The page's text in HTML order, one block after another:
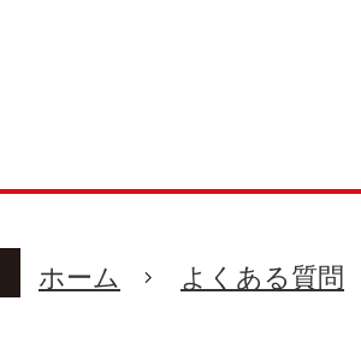
ホーム よくある質問